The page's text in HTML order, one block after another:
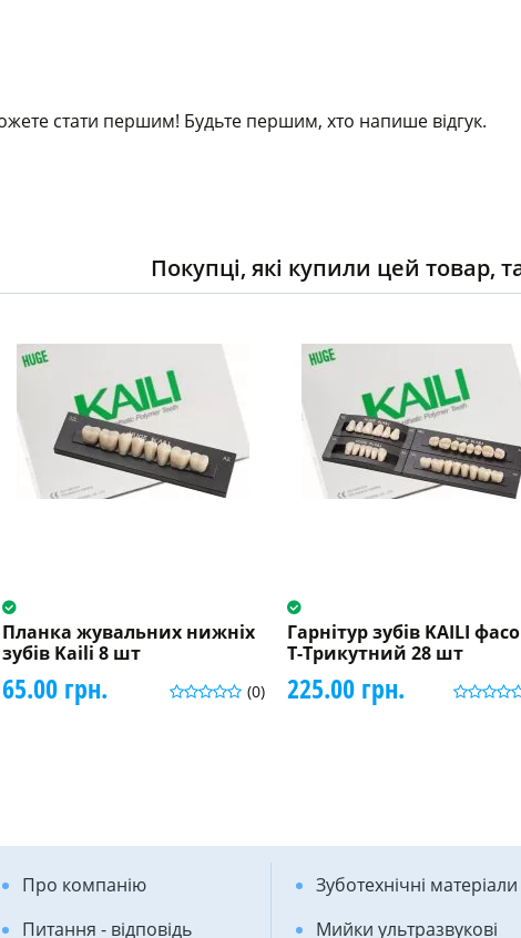
стати першим! Будьте першим, хто напише відгук.
Покупці, які купили цей товар,
Планка жувальних нижніх
зубів Kaili 8 шт
(0)
65.00 грн.
Гарнітур зубів KAILI
Т-Трикутний 28 шт
225.00 грн.
Про компанію
Питання - відповідь
Зуботехнічні матеріали
Мийки ультразвукові